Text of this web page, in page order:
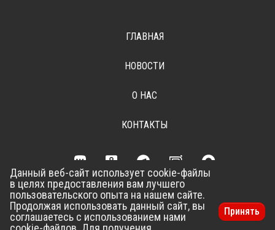
ГЛАВНАЯ
НОВОСТИ
О НАС
КОНТАКТЫ
Разработка сайта –Vladweb
Данный веб-сайт использует cookie-файлы
в целях предоставления вам лучшего
пользовательского опыта на нашем сайте.
Продолжая использовать данный сайт, вы
соглашаетесь с использованием нами
Принять